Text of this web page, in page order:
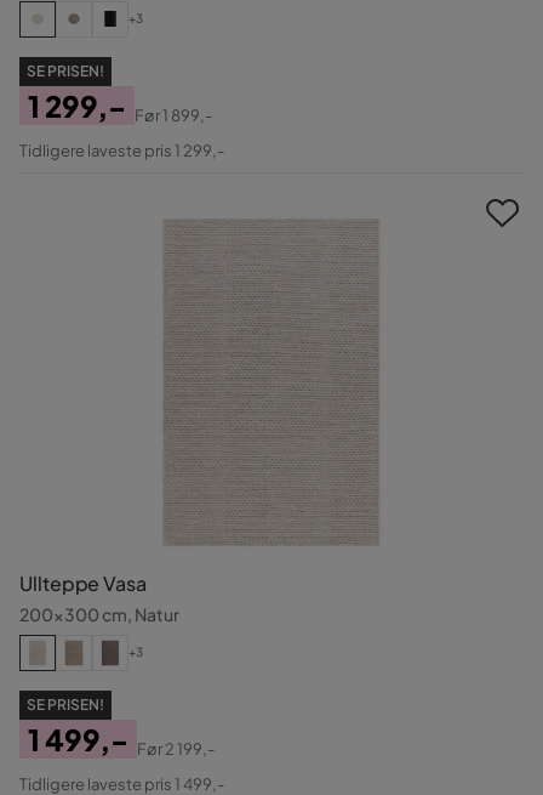
+3
SE PRISEN!
Pris
1 299,-
Original
Før1 899,-
Tidligere laveste pris 1 299,-
Ullteppe Vasa
200x300 cm, Natur
+3
SE PRISEN!
Pris
1 499,-
Original
Før2 199,-
Tidligere laveste pris 1 499,-